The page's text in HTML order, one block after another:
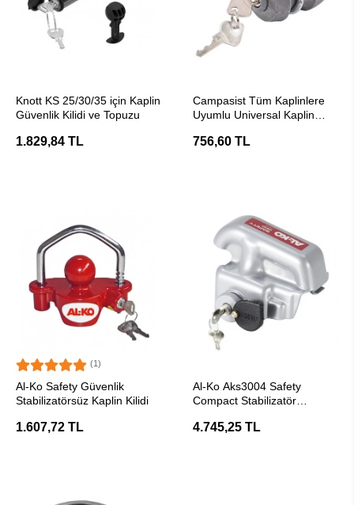
Knott KS 25/30/35 için Kaplin
Güvenlik Kilidi ve Topuzu
1.829,84 TL
Campasist Tüm Kaplinlere
Uyumlu Universal Kaplin
756,60 TL
(1)
Al-Ko Safety Güvenlik
Stabilizatörsüz Kaplin Kilidi
1.607,72 TL
Al-Ko Aks3004 Safety
Compact Stabilizatör
4.745,25 TL